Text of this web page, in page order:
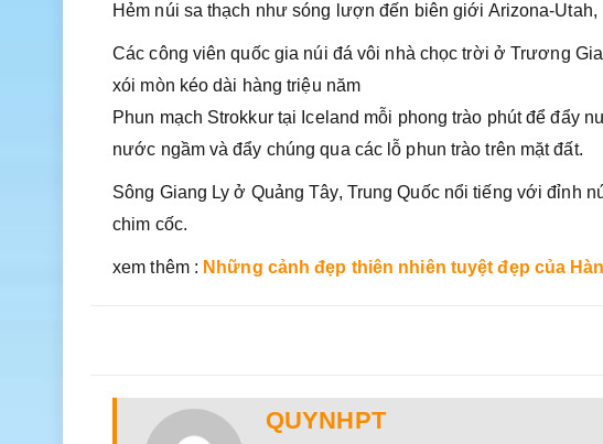
Hẻm núi sa thạch như sóng lượn đến biên giới Arizona-Utah,
Các công viên quốc gia núi đá vôi nhà chọc trời ở Trương
xói mòn kéo dài hàng triệu năm
Phun mạch Strokkur tại Iceland mỗi phong trào phút để đẩy
nước ngầm và đẩy chúng qua các lỗ phun trào trên mặt đất.
Sông Giang Ly ở Quảng Tây, Trung Quốc nổi tiếng với đỉnh
chim cốc.
xem thêm : Những cảnh đẹp thiên nhiên tuyệt đẹp của
QUYNHPT